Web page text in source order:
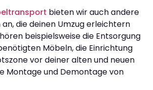
bieten wir auch andere
die deinen Umzug erleichtern
beispielsweise die Entsorgung
Möbeln, die Einrichtung
vor deiner alten und neuen
Montage und Demontage von